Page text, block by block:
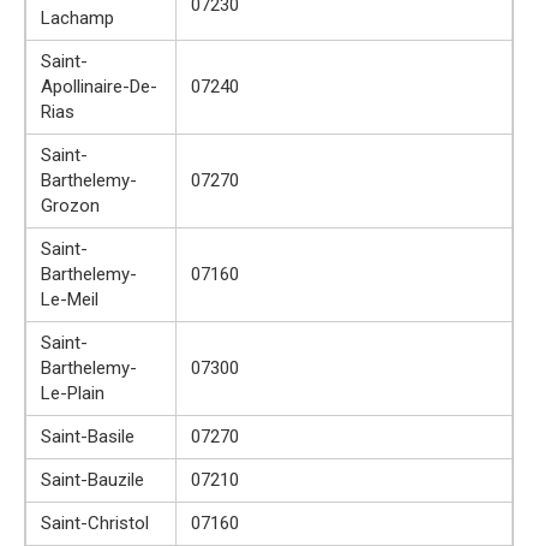
Lachamp
07230
Saint-
Apollinaire-De-
Rias
07240
Saint-
Barthelemy-
Grozon
07270
Saint-
Barthelemy-
Le-Meil
07160
Saint-
Barthelemy-
Le-Plain
07300
Saint-Basile
07270
Saint-Bauzile
07210
Saint-Christol
07160